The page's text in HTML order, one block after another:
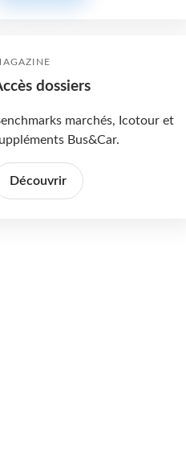
dossiers
marchés, Icotour et
Bus&Car.
Découvrir